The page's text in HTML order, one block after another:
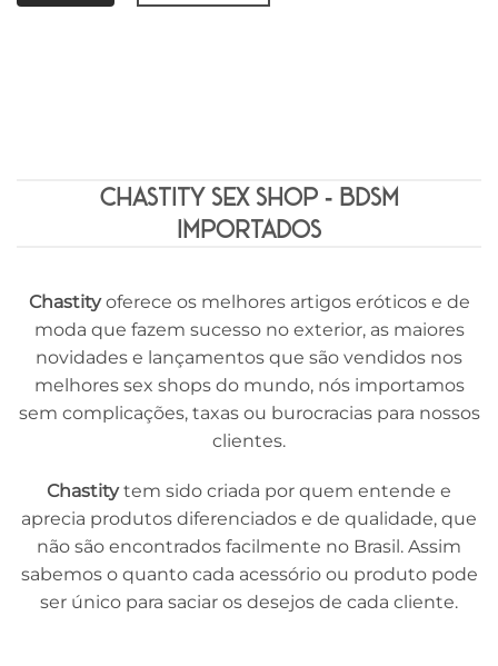
CHASTITY SEX SHOP - BDSM
IMPORTADOS
Chastityoferece os melhores artigos eróticos e de
moda que fazem sucesso no exterior, as maiores
novidades e lançamentos que são vendidos nos
melhores sex shops do mundo, nós importamos
sem complicações, taxas ou burocracias para nossos
clientes.
Chastitytem sido criada por quem entende e
aprecia produtos diferenciados e de qualidade, que
não são encontrados facilmente no Brasil. Assim
sabemos o quanto cada acessório ou produto pode
ser único para saciar os desejos de cada cliente.